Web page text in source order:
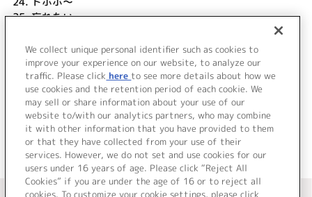
25.忘れたい
27.明日のBlue wing (TVsize)
28. あなたと言う時間 (TVsize)
＜ BACK
＜ カタログサイト トップページへ
We collect unique personal identifier such as cookies to
improve your experience on our website, to analyze our
traffic. Please click here to see more details about how we
use cookies and the retention period of each cookie. We
may sell or share information about your use of our
website to/with our analytics partners, who may combine
it with other information that you have provided to them
or that they have collected from your use of their
services. However, we do not set and use cookies for our
users under 16 years of age. Please click “Reject All
Cookies” if you are under the age of 16 or to reject all
cookies. To customize your cookie settings, please click